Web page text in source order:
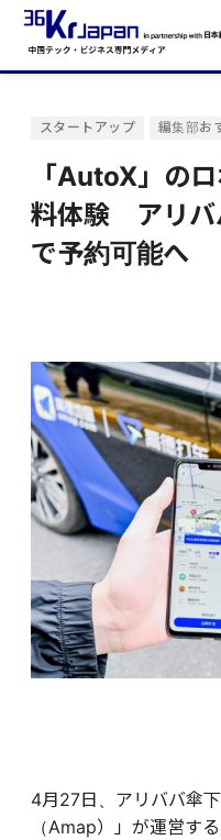
スタートアップ 編集部お
「AutoX」の
料体験 アリバ
で予約可能へ
4月27日、アリババ傘
（Amap）」が運営す